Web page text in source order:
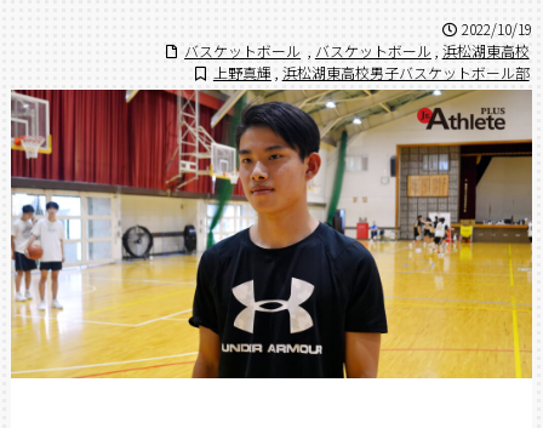
2022/10/19
バスケットボール
バスケットボール 浜松湖東高校
上野真輝 , 浜松湖東高校男子バスケットボール部